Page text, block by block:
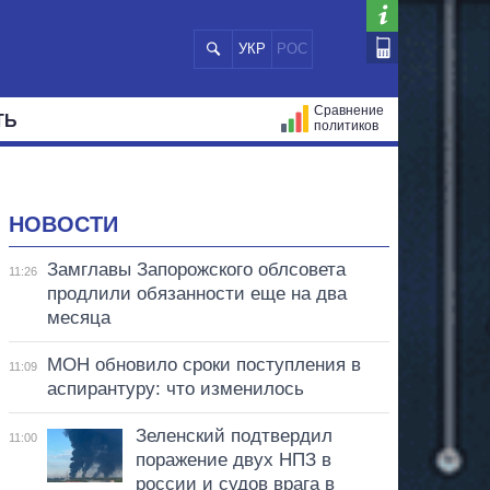
УКР РОС
Сравнение
политиков
НОВОСТИ
11:26
Замглавы Запорожского облсовета
продлили обязанности еще на два
месяца
11:09
МОН обновило сроки поступления в
аспирантуру: что изменилось
11:00
Зеленский подтвердил
поражение двух НПЗ в
россии и судов врага в